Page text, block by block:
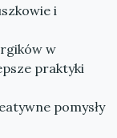
i
w
praktyki
pomysły